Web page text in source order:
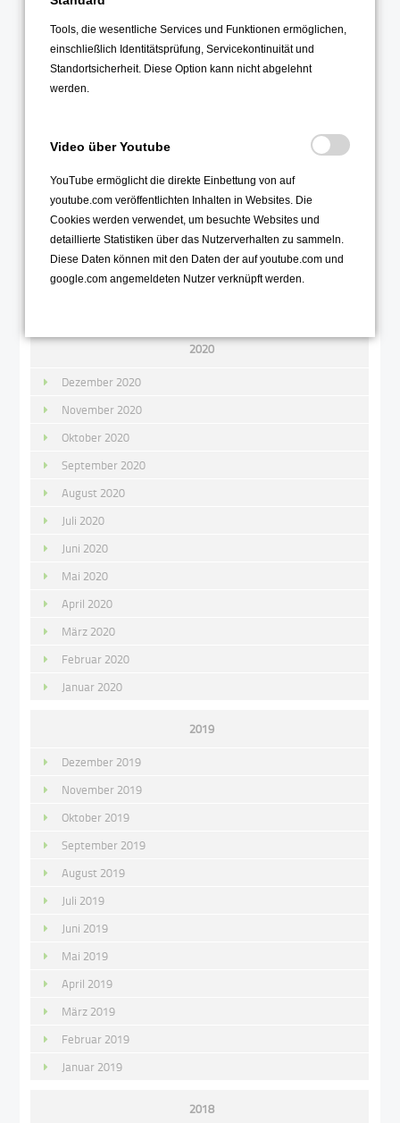
November 2021
Oktober 2021
September 2021
Juli 2021
Mai 2021
April 2021
März 2021
Februar 2021
2020
Dezember 2020
November 2020
Oktober 2020
September 2020
August 2020
Juli 2020
Juni 2020
Mai 2020
April 2020
März 2020
Februar 2020
Januar 2020
2019
Dezember 2019
November 2019
Oktober 2019
September 2019
August 2019
Juli 2019
Juni 2019
Mai 2019
April 2019
März 2019
Februar 2019
Januar 2019
2018
Tools, die wesentliche Services und Funktionen ermöglichen,
einschließlich Identitätsprüfung, Servicekontinuität und
Standortsicherheit. Diese Option kann nicht abgelehnt
werden.
Video über Youtube
YouTube ermöglicht die direkte Einbettung von auf
youtube.com veröffentlichten Inhalten in Websites. Die
Cookies werden verwendet, um besuchte Websites und
detaillierte Statistiken über das Nutzerverhalten zu sammeln.
Diese Daten können mit den Daten der auf youtube.com und
google.com angemeldeten Nutzer verknüpft werden.